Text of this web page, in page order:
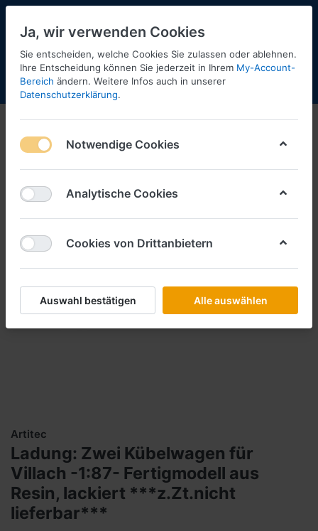
Menü Anmelden Shopaktualisierung
Artitec
Ladung: Zwei Kübelwagen für
Villach -1:87- Fertigmodell aus
Resin, lackiert ***z.Zt.nicht
lieferbar***
Ja, wir verwenden Cookies
Sie entscheiden, welche Cookies Sie zulassen oder ablehnen.
Ihre Entscheidung können Sie jederzeit in Ihrem My-Account-
Bereich ändern. Weitere Infos auch in unserer
Datenschutzerklärung.
Notwendige Cookies
Analytische Cookies
Cookies von Drittanbietern
Auswahl bestätigen Alle auswählen